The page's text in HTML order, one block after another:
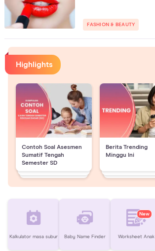
FASHION & BEAUTY
Highlights
Contoh Soal Asesmen
Sumatif Tengah
Semester SD
Berita Trending
Minggu Ini
Kalkulator masa subur Baby Name Finder
New
Worksheet Anak